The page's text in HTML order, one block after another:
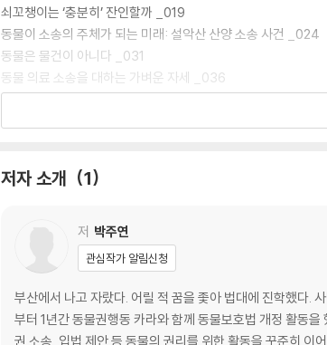
쇠꼬챙이는 ‘충분히’ 잔인할까 _019
동물이 소송의 주체가 되는 미래: 설악산 산양 소송 사건 _024
동물은 물건이 아니다 _031
동물 의료 소송을 대하는 가벼운 자세 _036
쉽지 않은 의료 소송 준비 _041
‘식용’ 동물은 고통 속에서 죽어도 괜찮다? _059
2부 동물과 인간의 더 나은 관계 맺기: 새로운 동물법 _071
새로운 동물법 1. 동물보호법 _073
새로운 동물법 2. 동물원법과 야생생물법 _087
만족하기엔 이르다 _096
저자 소개 1
저 박주연
관심작가 알림신청
부산에서 나고 자랐다. 어릴 적 꿈을 좇아 법대에 진학했다.
부터 1년간 동물권행동 카라와 함께 동물보호법 개정 활동
권 소송, 입법 제안 등 동물의 권리를 위한 활동을 꾸준히 이어가고 있다. 부산대학교 법과대학 졸업 영국 University College London(LL.M.)